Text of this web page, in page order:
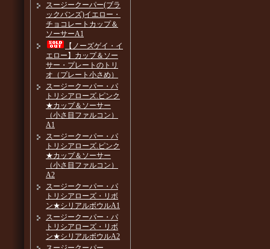
スージークーパー(ブラ
ックバンズ)イエロー・
チョコレートカップ＆
ソーサーA1
【ノーズゲイ・イ
エロー】カップ＆ソー
サー・プレートのトリ
オ（プレート小さめ）
スージークーパー・パ
トリシアローズ.ピンク
★カップ＆ソーサー
（小さ目ファルコン）
A1
スージークーパー・パ
トリシアローズ.ピンク
★カップ＆ソーサー
（小さ目ファルコン）
A2
スージークーパー・パ
トリシアローズ・リボ
ン★シリアルボウルA1
スージークーパー・パ
トリシアローズ・リボ
ン★シリアルボウルA2